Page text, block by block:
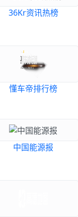
36Kr资讯热榜
懂车帝排行榜
中国能源报